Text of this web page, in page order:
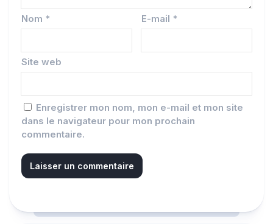
Nom * E-mail *
Site web
Enregistrer mon nom, mon e-mail et mon site
dans le navigateur pour mon prochain
commentaire.